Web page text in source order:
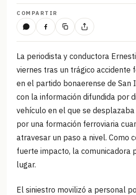
COMPARTIR
La periodista y conductora
viernes tras un trágico accidente
en el partido bonaerense de San
con la información difundida por
vehículo en el que se
por una formación ferroviaria
atravesar un paso a nivel. Como
fuerte impacto, la comunicadora
lugar.
El siniestro movilizó a personal